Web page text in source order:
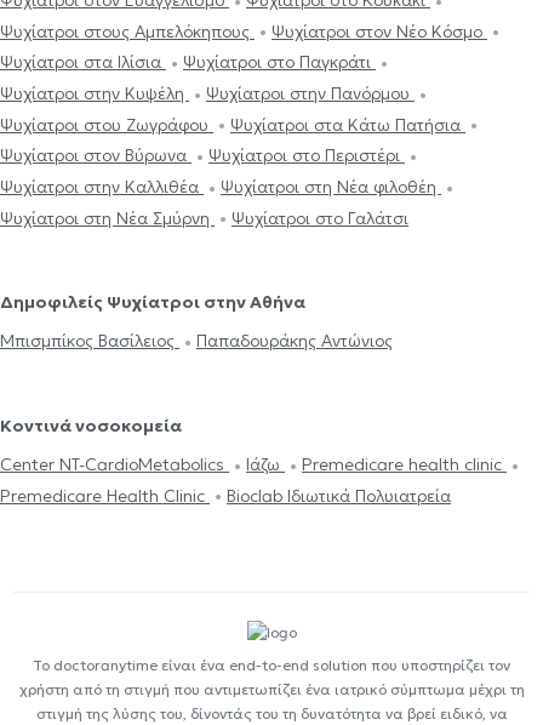
Ψυχίατροι στους Αμπελόκηπους
Ψυχίατροι στον Νέο Κόσμο
Ψυχίατροι στα Ιλίσια
Ψυχίατροι στο Παγκράτι
Ψυχίατροι στην Κυψέλη
Ψυχίατροι στην Πανόρμου
Ψυχίατροι στου Ζωγράφου
Ψυχίατροι στα Κάτω Πατήσια
Ψυχίατροι στον Βύρωνα
Ψυχίατροι στο Περιστέρι
Ψυχίατροι στην Καλλιθέα
Ψυχίατροι στη Νέα φιλοθέη
Ψυχίατροι στη Νέα Σμύρνη
Ψυχίατροι στο Γαλάτσι
Δημοφιλείς Ψυχίατροι στην Αθήνα
Μπισμπίκος Βασίλειος
Παπαδουράκης Αντώνιος
Κοντινά νοσοκομεία
Center NT-CardioMetabolics
Ιάζω
Premedicare health clinic
Premedicare Health Clinic
Bioclab Ιδιωτικά Πολυιατρεία
Το doctoranytime είναι ένα end-to-end solution που υποστηρίζει τον
χρήστη από τη στιγμή που αντιμετωπίζει ένα ιατρικό σύμπτωμα μέχρι τη
στιγμή της λύσης του, δίνοντάς του τη δυνατότητα να βρεί ειδικό, να